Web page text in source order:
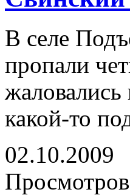
В селе
пропали
жаловались
какой-то
02.10.2009